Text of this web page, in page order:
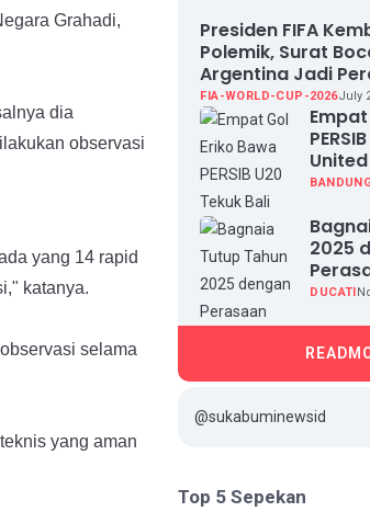
Grahadi,
dia
observasi
yang 14 rapid
katanya.
selama
yang aman
Presiden FIFA
Polemik, Surat
Argentina Jadi
FIA-WORLD-CUP-2026July
United
2025
DUCATI
@sukabuminewsid
Top 5 Sepekan